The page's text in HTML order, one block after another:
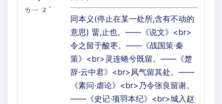
ㄌㄧㄡˊ
同本义(停止在某一处所,含有不动的
意思) 畱,止也。——《说文》<br>
令之留于酸枣。——《战国策·秦
策》<br>灵连蜷兮既留。——《楚
辞·云中君》<br>风气留其处。——
《素问·虐论》<br>乃令张良留谢。
——《史记·项羽本纪》<br>城入赵